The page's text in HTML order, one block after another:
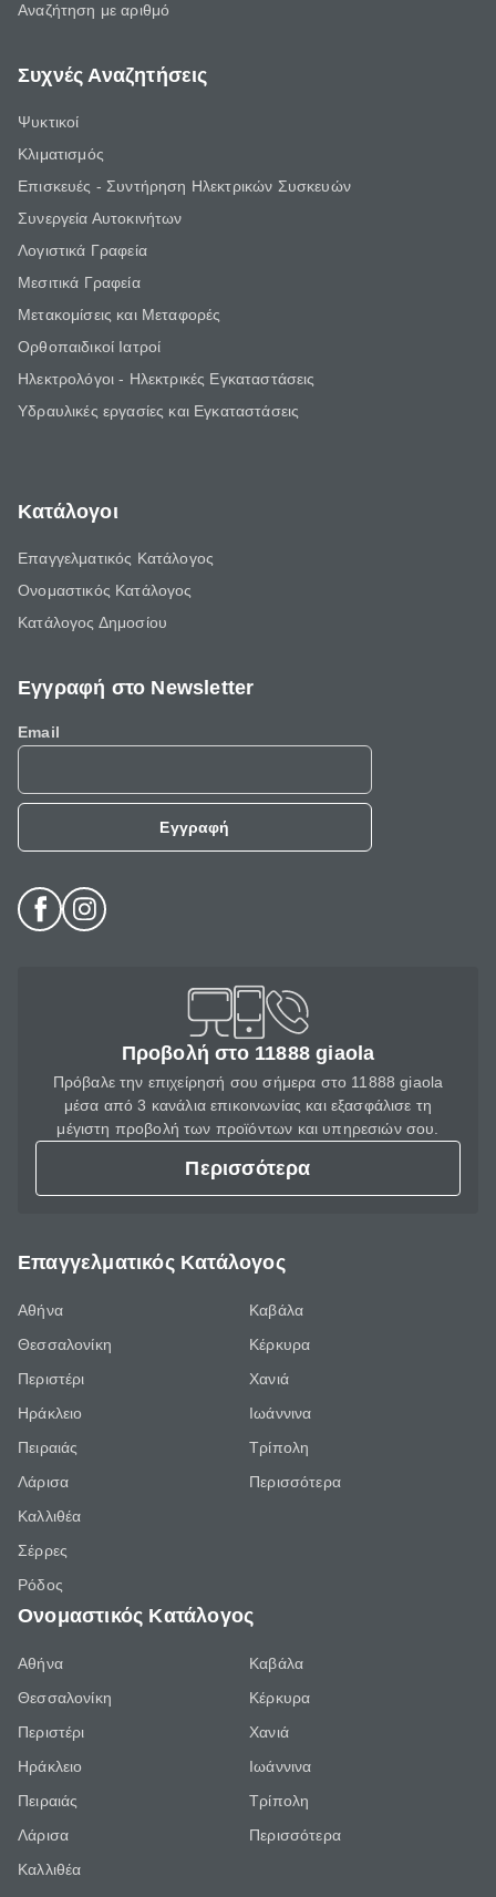
Αναζήτηση με αριθμό
Συχνές Αναζητήσεις
Ψυκτικοί
Κλιματισμός
Επισκευές - Συντήρηση Ηλεκτρικών Συσκευών
Συνεργεία Αυτοκινήτων
Λογιστικά Γραφεία
Μεσιτικά Γραφεία
Μετακομίσεις και Μεταφορές
Ορθοπαιδικοί Ιατροί
Ηλεκτρολόγοι - Ηλεκτρικές Εγκαταστάσεις
Υδραυλικές εργασίες και Εγκαταστάσεις
Κατάλογοι
Επαγγελματικός Κατάλογος
Ονομαστικός Κατάλογος
Κατάλογος Δημοσίου
Εγγραφή στο Newsletter
Email
Εγγραφή
Προβολή στο 11888 giaola
Πρόβαλε την επιχείρησή σου σήμερα στο 11888 giaola
μέσα από 3 κανάλια επικοινωνίας και εξασφάλισε τη
μέγιστη προβολή των προϊόντων και υπηρεσιών σου.
Περισσότερα
Επαγγελματικός Κατάλογος
Αθήνα
Θεσσαλονίκη
Περιστέρι
Ηράκλειο
Πειραιάς
Λάρισα
Καλλιθέα
Σέρρες
Ρόδος
Καβάλα
Κέρκυρα
Χανιά
Ιωάννινα
Τρίπολη
Περισσότερα
Ονομαστικός Κατάλογος
Αθήνα
Θεσσαλονίκη
Περιστέρι
Ηράκλειο
Πειραιάς
Λάρισα
Καλλιθέα
Καβάλα
Κέρκυρα
Χανιά
Ιωάννινα
Τρίπολη
Περισσότερα